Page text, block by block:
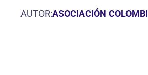
AUTOR:ASOCIACIÓN